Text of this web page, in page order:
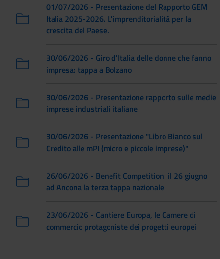
01/07/2026 - Presentazione del Rapporto GEM
Italia 2025-2026. L'imprenditorialità per la
crescita del Paese.
30/06/2026 - Giro d'Italia delle donne che fanno
impresa: tappa a Bolzano
30/06/2026 - Presentazione rapporto sulle medie
imprese industriali italiane
30/06/2026 - Presentazione "Libro Bianco sul
Credito alle mPI (micro e piccole imprese)"
26/06/2026 - Benefit Competition: il 26 giugno
ad Ancona la terza tappa nazionale
23/06/2026 - Cantiere Europa, le Camere di
commercio protagoniste dei progetti europei